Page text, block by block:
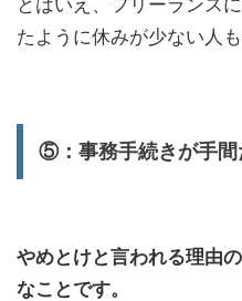
たように休みが少ない人も
⑤：事務手続きが手間
やめとけと言われる理由
なことです。